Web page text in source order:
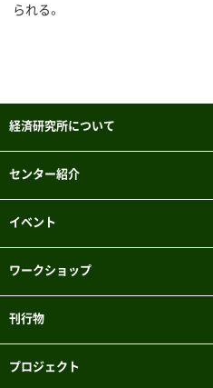
られる。
経済研究所について
所長あいさつ
メーリングリスト
三田キャンパスでの研究目的での
センター紹介
ファイナンシャル・ジェロントロジー
国際経済学研究センター
こどもの機会均等研究センター
イベント
新しいお知らせ
ワークショップ
ミクロ経済学ワークショップ
刊行物
プロジェクト